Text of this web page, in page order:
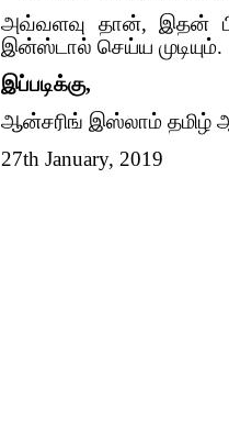
அவ்வளவு தான், இதன்
இன்ஸ்டால் செய்ய முடியும்.
இப்படிக்கு,
ஆன்சரிங் இஸ்லாம் தமிழ்
27th January, 2019